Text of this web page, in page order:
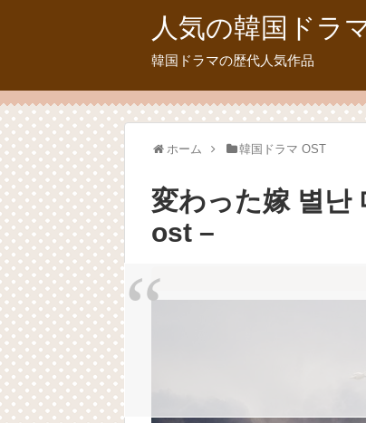
人気の韓国ドラ
韓国ドラマの歴代人気作品
ホーム 韓国ドラマ OST
変わった嫁 별난
ost –